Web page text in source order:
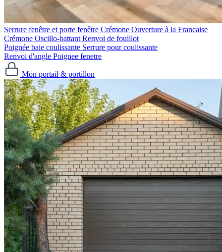
Serrure fenêtre et porte fenêtre Crémone Ouverture à la Francaise
Crémone Oscillo-battant Renvoi de fouillot
Poignée baie coulissante Serrure pour coulissante
Renvoi d'angle Poignee fenetre
Mon portail & portillon